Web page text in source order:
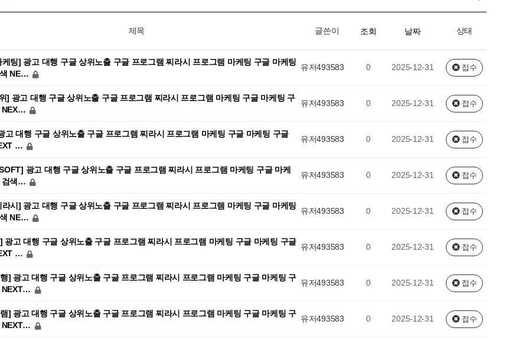
제목 글쓴이 조회 날짜 상태
팅] 광고 대행 구글 상위노출 구글 프로그램 찌라시 프로그램 마케팅 구글 마케팅
NE…
유저493583 0 2025-12-31 접수
] 광고 대행 구글 상위노출 구글 프로그램 찌라시 프로그램 마케팅 구글 마케팅 구
NEX…
유저493583 0 2025-12-31 접수
고 대행 구글 상위노출 구글 프로그램 찌라시 프로그램 마케팅 구글 마케팅 구글
…
유저493583 0 2025-12-31 접수
광고 대행 구글 상위노출 구글 프로그램 찌라시 프로그램 마케팅 구글 마케
검색…
유저493583 0 2025-12-31 접수
시] 광고 대행 구글 상위노출 구글 프로그램 찌라시 프로그램 마케팅 구글 마케팅
NE…
유저493583 0 2025-12-31 접수
광고 대행 구글 상위노출 구글 프로그램 찌라시 프로그램 마케팅 구글 마케팅 구글
…
유저493583 0 2025-12-31 접수
] 광고 대행 구글 상위노출 구글 프로그램 찌라시 프로그램 마케팅 구글 마케팅 구
NEXT…
유저493583 0 2025-12-31 접수
] 광고 대행 구글 상위노출 구글 프로그램 찌라시 프로그램 마케팅 구글 마케팅 구
NEXT…
유저493583 0 2025-12-31 접수